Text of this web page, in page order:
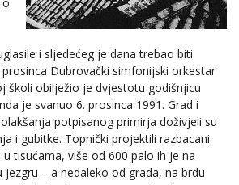
i sljedećeg je dana trebao biti
Dubrovački simfonijski orkestar
školi obilježio je dvjestotu godišnjicu
je svanuo 6. prosinca 1991. Grad i
potpisanog primirja doživjeli su
i gubitke. Topnički projektili razbacani
tisućama, više od 600 palo ih je na
jezgru – a nedaleko od grada, na brdu